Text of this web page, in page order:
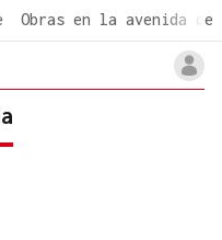
Obras en la avenida de